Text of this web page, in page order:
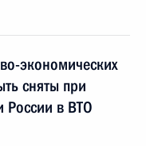
экономических
сняты при
России в ВТО